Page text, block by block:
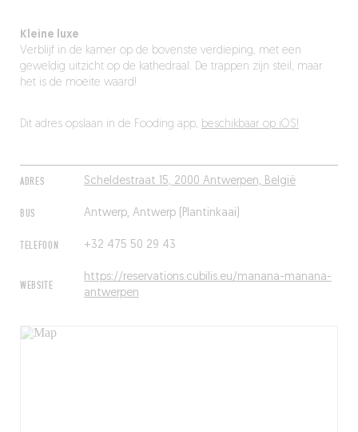
ADRES Scheldestraat 15, 2000 Antwerpen, België
BUS Antwerp, Antwerp (Plantinkaai)
TELEFOON +32 475 50 29 43
WEBSITE
https://reservations.cubilis.eu/manana-manana-
antwerpen
Kleine luxe
Verblijf in de kamer op de bovenste verdieping, met een
geweldig uitzicht op de kathedraal. De trappen zijn steil, maar
het is de moeite waard!
Dit adres opslaan in de Fooding app, beschikbaar op iOS!